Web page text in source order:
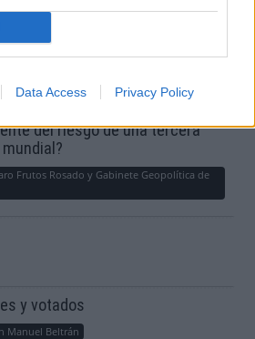
Data Access Privacy Policy
DIVERSAS
del riesgo de una tercera
Frutos Rosado y Gabinete Geopolítica de
y votados
Manuel Beltrán